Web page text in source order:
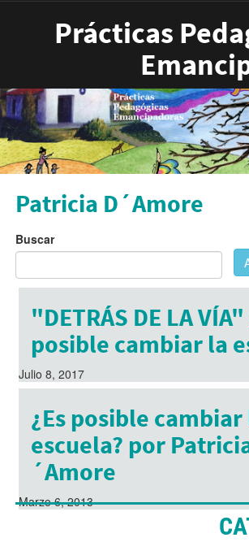
Prácticas
Patricia D´Amore
Buscar
"DETRÁS DE LA VÍA"
posible cambiar la
Julio 8, 2017
¿Es posible cambiar
escuela? por
´Amore
Marzo 6, 2013